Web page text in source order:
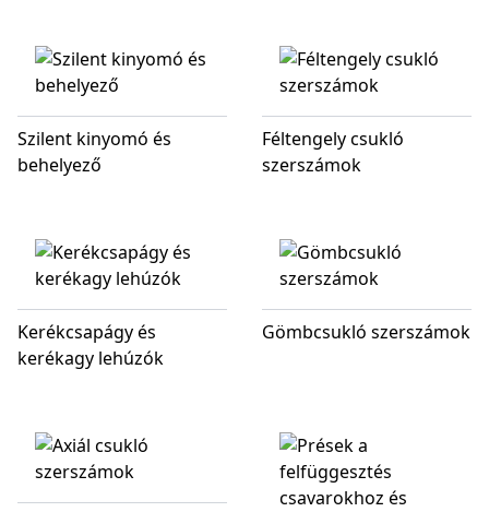
Szilent kinyomó és
behelyező
Féltengely csukló
szerszámok
Kerékcsapágy és
kerékagy lehúzók
Gömbcsukló szerszámok